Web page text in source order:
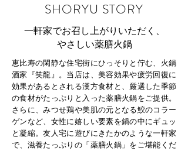
SHORYU STORY
​一軒家でお召し上がりいただく、
やさしい薬膳火鍋
恵比寿の閑静な住宅街にひっそりと佇む、火鍋
酒家『笑龍』。当店は、美容効果や疲労回復に
効果があるとされる漢方食材と、厳選した季節
の食材がたっぷりと入った薬膳火鍋をご提供。
さらに、みつせ鶏や美肌の元となる鮫のコラー
ゲンなど、女性に嬉しい要素を鍋の中にギュッ
と凝縮。友人宅に遊びにきたかのような一軒家
で、滋養たっぷりの「薬膳火鍋」をご堪能くだ